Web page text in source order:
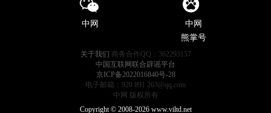
中网
中网
熊掌号
关于我们 商务合作QQ：362293157
中国互联网联合辟谣平台
京ICP备2022016840号-28
电子邮箱：920 891 263@qq.com
中网 版权所有
Copyright © 2008-2026 www.viltd.net